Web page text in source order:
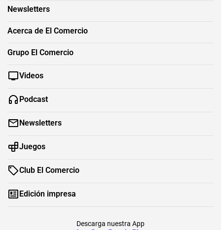
Newsletters
Acerca de El Comercio
Grupo El Comercio
Videos
Podcast
Newsletters
Juegos
Club El Comercio
Edición impresa
Descarga nuestra App